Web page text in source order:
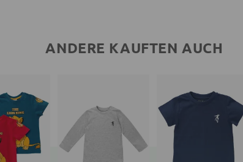
ANDERE KAUFTEN AUCH